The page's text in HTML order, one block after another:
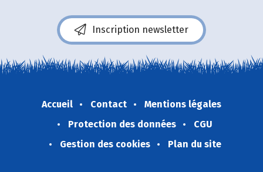
Inscription newsletter
Accueil Contact
Mentions légales
Protection des données
CGU
Gestion des cookies
Plan du site